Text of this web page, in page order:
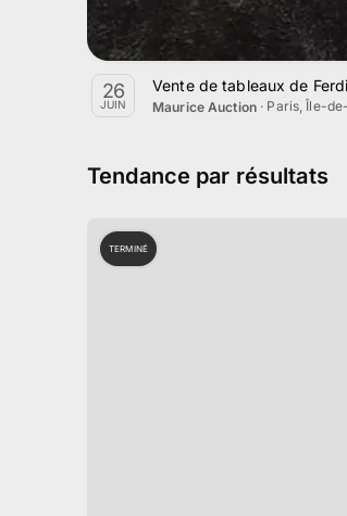
26
JUIN
Vente de tableaux de
Maurice Auction· Paris, Île-
Tendance par résultats
TERMINÉ